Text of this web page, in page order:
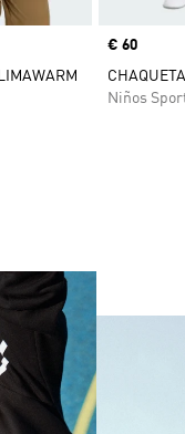
Precio
€ 60
Niños